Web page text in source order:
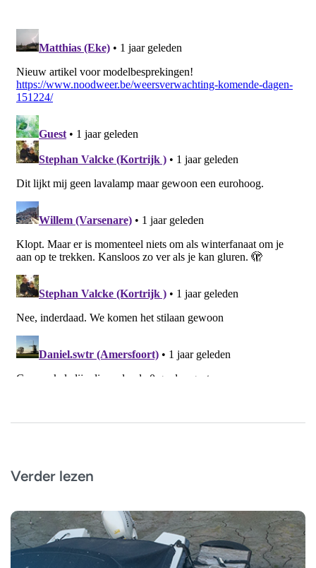
Verder lezen